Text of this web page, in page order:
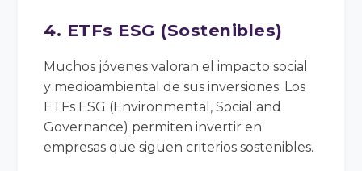
4. ETFs ESG (Sostenibles)
Muchos jóvenes valoran el impacto social
y medioambiental de sus inversiones. Los
ETFs ESG (Environmental, Social and
Governance) permiten invertir en
empresas que siguen criterios sostenibles.